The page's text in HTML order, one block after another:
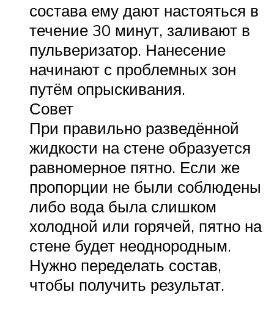
состава ему дают настояться в
течение 30 минут, заливают в
пульверизатор. Нанесение
начинают с проблемных зон
путём опрыскивания.
Совет
При правильно разведённой
жидкости на стене образуется
равномерное пятно. Если же
пропорции не были соблюдены
либо вода была слишком
холодной или горячей, пятно на
стене будет неоднородным.
Нужно переделать состав,
чтобы получить результат.